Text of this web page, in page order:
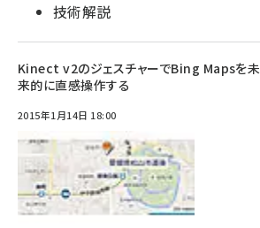
技術解説
Kinect v2のジェスチャーでBing Mapsを未
来的に直感操作する
2015年1月14日 18:00